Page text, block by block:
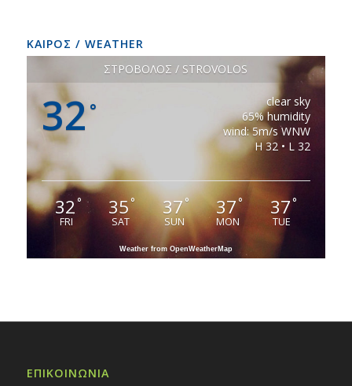
ΚΑΙΡΟΣ / WEATHER
ΣΤΡΟΒΟΛΟΣ / STROVOLOS
32 °
clear sky
65% humidity
wind: 5m/s WNW
H 32 • L 32
32°
FRI
35°
SAT
37°
SUN
37°
MON
37°
TUE
Weather from OpenWeatherMap
ΕΠΙΚΟΙΝΩΝΙΑ